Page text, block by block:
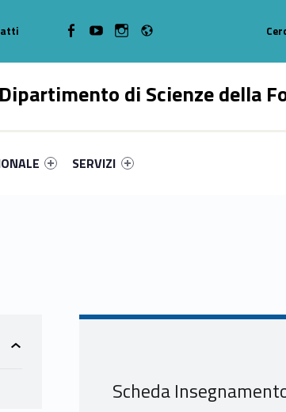
Dipartimento di Scienze della
SERVIZI
WebMan on FacebookWebMan on YoutubeWebMan on Instagram
Scheda